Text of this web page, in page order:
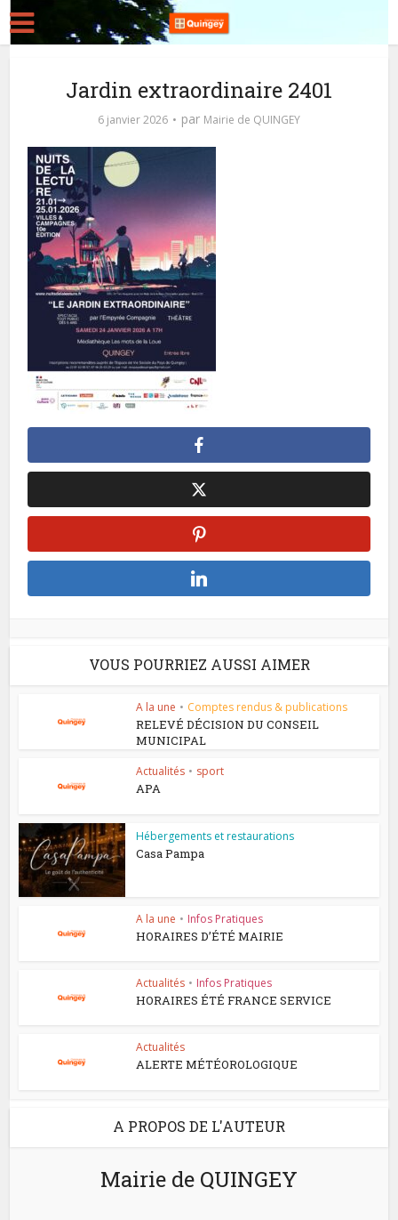
Jardin extraordinaire 2401
6 janvier 2026 par Mairie de QUINGEY
VOUS POURRIEZ AUSSI AIMER
A la une • Comptes rendus & publications
RELEVÉ DÉCISION DU CONSEIL
MUNICIPAL
Actualités • sport
APA
Hébergements et restaurations
Casa Pampa
A la une • Infos Pratiques
HORAIRES D’ÉTÉ MAIRIE
Actualités • Infos Pratiques
HORAIRES ÉTÉ FRANCE SERVICE
Actualités
ALERTE MÉTÉOROLOGIQUE
A PROPOS DE L'AUTEUR
Mairie de QUINGEY